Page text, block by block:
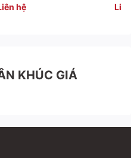
hệ
KHÚC GIÁ